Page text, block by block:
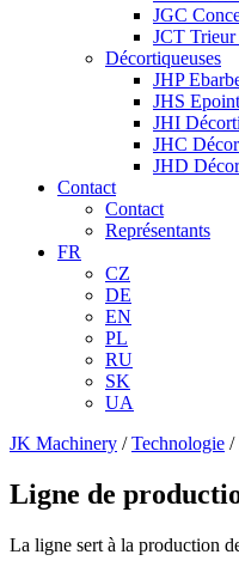
JGC
JCT
Décortiqueuses
JHP
JHS
JHI
JHC
JHD
Contact
Contact
Représentants
FR
CZ
DE
EN
PL
RU
SK
UA
JK Machinery /Technologie /
Ligne de
La ligne sert à la production